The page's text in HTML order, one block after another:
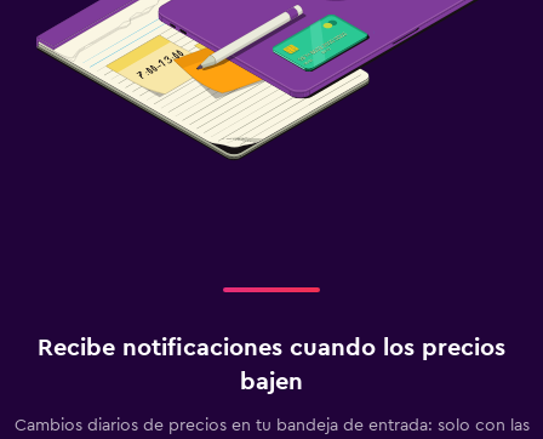
Recibe notificaciones cuando los precios
bajen
Cambios diarios de precios en tu bandeja de entrada: solo con las